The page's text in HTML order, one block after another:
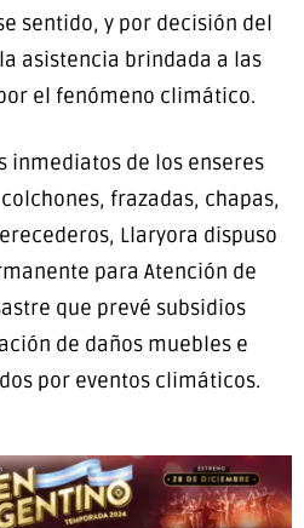
sentido, y por decisión del
asistencia brindada a las
el fenómeno climático.
inmediatos de los enseres
frazadas, chapas,
Llaryora dispuso
para Atención de
que prevé subsidios
de daños muebles e
por eventos climáticos.